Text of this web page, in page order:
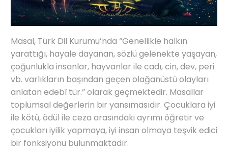
Masal, Türk Dil Kurumu’nda “Genellikle halkın
yarattığı, hayale dayanan, sözlü gelenekte yaşayan,
çoğunlukla insanlar, hayvanlar ile cadı, cin, dev, peri
vb. varlıkların başından geçen olağanüstü olayları
anlatan edebî tür.” olarak geçmektedir. Masallar
toplumsal değerlerin bir yansımasıdır. Çocuklara iyi
ile kötü, ödül ile ceza arasındaki ayrımı öğretir ve
çocukları iyilik yapmaya, iyi insan olmaya teşvik edici
bir fonksiyonu bulunmaktadır.